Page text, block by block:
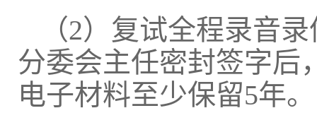
（2）复试全程录音
分委会主任密封签字后
电子材料至少保留5年。